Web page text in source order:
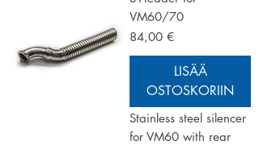
VM60/70
Hinta
84,00 €
LISÄÄ
OSTOSKORIIN
Stainless steel silencer
for VM60 with rear